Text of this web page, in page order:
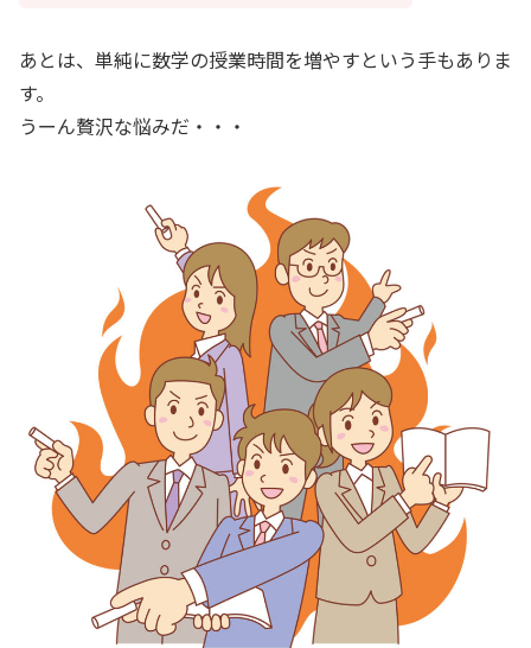
あとは、単純に数学の授業時間を増やすという手もありま
す。
うーん贅沢な悩みだ・・・